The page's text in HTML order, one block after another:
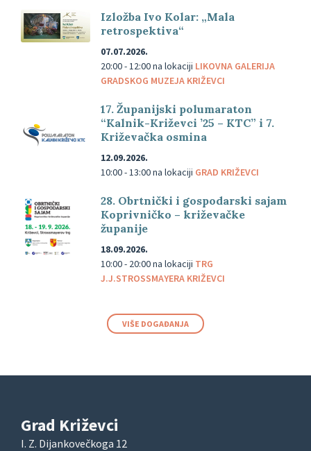
Izložba Ivo Kolar: „Mala
retrospektiva“
07.07.2026.
20:00 - 12:00na lokaciji LIKOVNA GALERIJA
GRADSKOG MUZEJA KRIŽEVCI
17. Županijski polumaraton
“Kalnik-Križevci ’25 – KTC” i 7.
Križevačka osmina
12.09.2026.
10:00 - 13:00na lokaciji GRAD KRIŽEVCI
28. Obrtnički i gospodarski sajam
Koprivničko – križevačke
županije
18.09.2026.
10:00 - 20:00na lokaciji TRG
J.J.STROSSMAYERA KRIŽEVCI
VIŠE DOGAĐANJA
Grad Križevci
I. Z. Dijankovečkoga 12